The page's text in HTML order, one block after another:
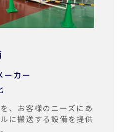
ーカー
、お客様のニーズにあ
に搬送する設備を提供